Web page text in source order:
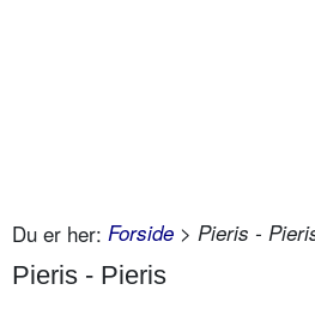
Du er her: Forside > Pieris -
Pieris - Pieris